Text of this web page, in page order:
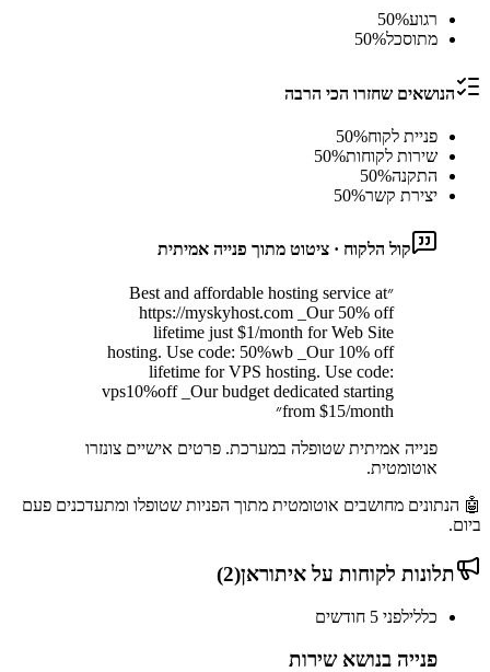
רגוע
50%
מתוסכל
50%
הנושאים שחזרו הכי הרבה
פניית לקוח 50%
שירות לקוחות
50%
התקנה
50%
יצירת קשר
50%
קול הלקוח · ציטוט מתוך פנייה אמיתית
״Best and affordable hosting service at
https://myskyhost.com _Our 50% off
lifetime just $1/month for Web Site
hosting. Use code: 50%wb _Our 10% off
lifetime for VPS hosting. Use code:
vps10%off _Our budget dedicated starting
from $15/month״
פנייה אמיתית שטופלה במערכת. פרטים אישיים צונזרו
אוטומטית.
🤖 הנתונים מחושבים אוטומטית מתוך הפניות שטופלו ומתעדכנים פעם
ביום.
תלונות לקוחות על איתוראן(
2
)
כללילפני 5 חודשים
פנייה בנושא שירות